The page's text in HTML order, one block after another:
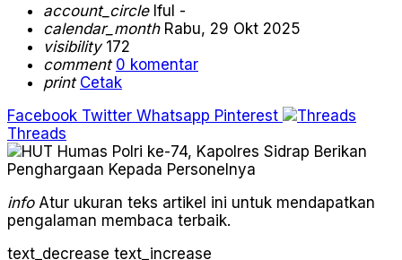
account_circleIful -
calendar_monthRabu, 29 Okt 2025
visibility172
comment 0 komentar
print Cetak
Facebook Twitter Whatsapp Pinterest
Threads
infoAtur ukuran teks artikel ini untuk mendapatkan
pengalaman membaca terbaik.
text_decrease text_increase